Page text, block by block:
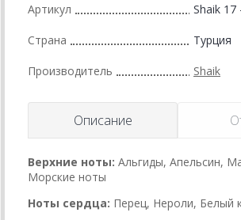
Артикул Shaik 17
Страна Турция
Производитель Shaik
Описание
Верхние ноты: Альгиды, Апельсин,
Морские ноты
Ноты сердца: Перец, Нероли, Белый